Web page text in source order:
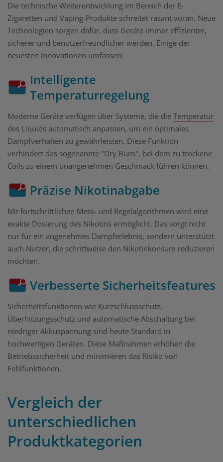
Die technische Weiterentwicklung im Bereich der E-
Zigaretten und Vaping-Produkte schreitet rasant voran. Neue
Technologien sorgen dafür, dass Geräte immer effizienter,
sicherer und benutzerfreundlicher werden. Einige der
neuesten Innovationen umfassen:
Intelligente
Temperaturregelung
Moderne Geräte verfügen über Systeme, die die Temperatur
des Liquids automatisch anpassen, um ein optimales
Dampfverhalten zu gewährleisten. Diese Funktion
verhindert das sogenannte "Dry Burn", bei dem zu trockene
Coils zu einem unangenehmen Geschmack führen können.
Präzise Nikotinabgabe
Mit fortschrittlichen Mess- und Regelalgorithmen wird eine
exakte Dosierung des Nikotins ermöglicht. Das sorgt nicht
nur für ein angenehmes Dampferlebnis, sondern unterstützt
auch Nutzer, die schrittweise den Nikotinkonsum reduzieren
möchten.
Verbesserte Sicherheitsfeatures
Sicherheitsfunktionen wie Kurzschlussschutz,
Überhitzungsschutz und automatische Abschaltung bei
niedriger Akkuspannung sind heute Standard in
hochwertigen Geräten. Diese Maßnahmen erhöhen die
Betriebssicherheit und minimieren das Risiko von
Fehlfunktionen.
Vergleich der
unterschiedlichen
Produktkategorien